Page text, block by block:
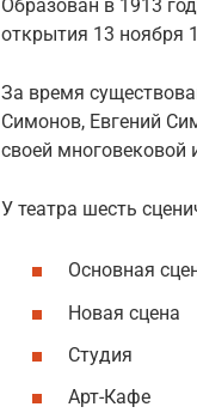
Образован в 1913
открытия 13 ноября
За время
Симонов, Евгений
своей многовековой
У театра шесть
Основная
Новая сцена
Студия
Арт-Кафе